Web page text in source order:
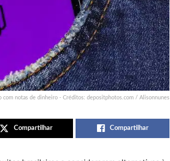
com notas de dinheiro - Créditos: depositphotos.com / Alisonnunes
Compartilhar Compartilhar